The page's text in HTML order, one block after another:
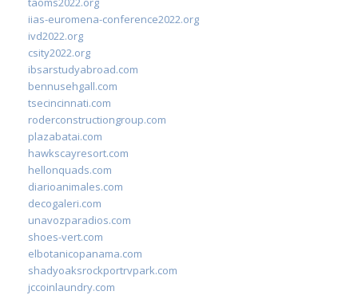
iias-euromena-conference2022.org
ivd2022.org
csity2022.org
ibsarstudyabroad.com
bennusehgall.com
tsecincinnati.com
roderconstructiongroup.com
plazabatai.com
hawkscayresort.com
hellonquads.com
diarioanimales.com
decogaleri.com
unavozparadios.com
shoes-vert.com
elbotanicopanama.com
shadyoaksrockportrvpark.com
jccoinlaundry.com